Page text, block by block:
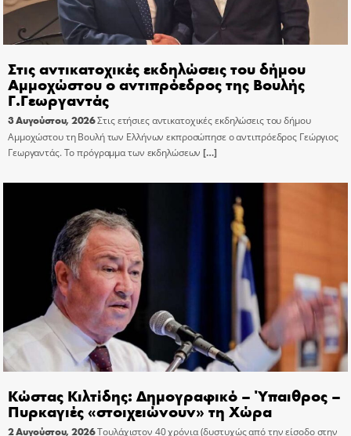
Στις αντικατοχικές εκδηλώσεις του δήμου
Αμμοχώστου ο αντιπρόεδρος της Βουλής
Γ.Γεωργαντάς
3 Αυγούστου, 2026Στις ετήσιες αντικατοχικές εκδηλώσεις του δήμου
Αμμοχώστου τη Βουλή των Ελλήνων εκπροσώπησε ο αντιπρόεδρος Γεώργιος
Γεωργαντάς. Το πρόγραμμα των εκδηλώσεων […]
Κώστας Κιλτίδης: Δημογραφικό – Ύπαιθρος –
Πυρκαγιές «στοιχειώνουν» τη Χώρα
2 Αυγούστου, 2026Τουλάχιστον 40 χρόνια (δυστυχώς από την είσοδο στην